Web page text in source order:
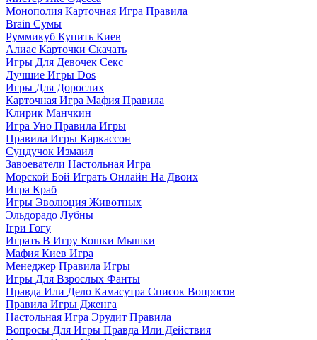
Монополия Карточная Игра Правила
Brain Сумы
Руммикуб Купить Киев
Алиас Карточки Скачать
Игры Для Девочек Секс
Лучшие Игры Dos
Игры Для Дорослих
Карточная Игра Мафия Правила
Клирик Манчкин
Игра Уно Правила Игры
Правила Игры Каркассон
Сундучок Измаил
Завоеватели Настольная Игра
Морской Бой Играть Онлайн На Двоих
Игра Краб
Игры Эволюция Животных
Эльдорадо Лубны
Ігри Гогу
Играть В Игру Кошки Мышки
Мафия Киев Игра
Менеджер Правила Игры
Игры Для Взрослых Фанты
Правда Или Дело Камасутра Список Вопросов
Правила Игры Дженга
Настольная Игра Эрудит Правила
Вопросы Для Игры Правда Или Действия